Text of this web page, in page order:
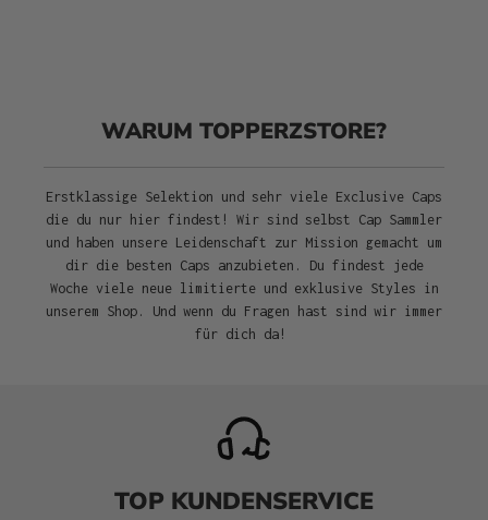
WARUM TOPPERZSTORE?
Erstklassige Selektion und sehr viele Exclusive Caps
die du nur hier findest! Wir sind selbst Cap Sammler
und haben unsere Leidenschaft zur Mission gemacht um
dir die besten Caps anzubieten. Du findest jede
Woche viele neue limitierte und exklusive Styles in
unserem Shop. Und wenn du Fragen hast sind wir immer
für dich da!
TOP KUNDENSERVICE